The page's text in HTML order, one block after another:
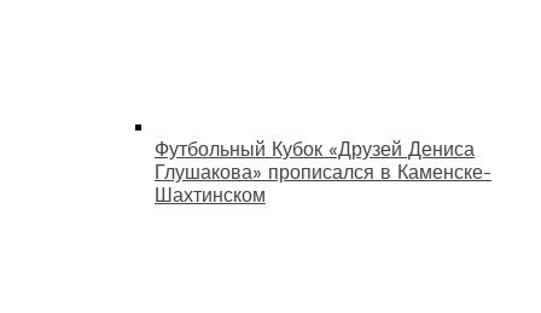
Футбольный Кубок «Друзей Дениса
Глушакова» прописался в Каменске-
Шахтинском